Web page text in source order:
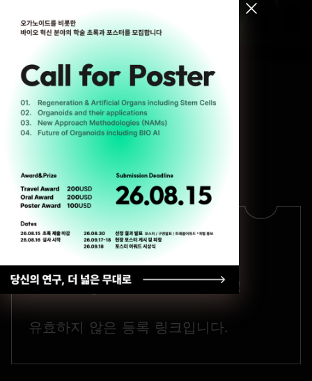
[ Register for ODC26 ]
Regis-
tration
Registration Successful!
유효하지 않은 등록 링크입니다.